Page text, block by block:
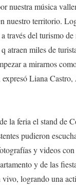
nuestra música
nuestro territorio.
través del turismo
atraen miles de
a mirarnos
expresó Liana
la feria el stand de
pudieron
y videos
y de las
logrando una